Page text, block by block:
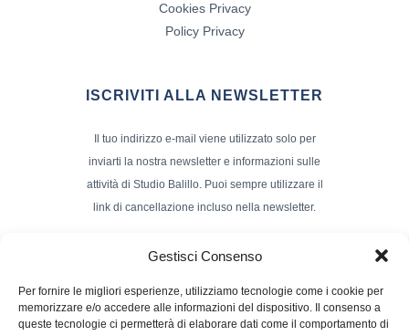
Gestisci Consenso
Per fornire le migliori esperienze, utilizziamo tecnologie come i cookie per
memorizzare e/o accedere alle informazioni del dispositivo. Il consenso a
queste tecnologie ci permetterà di elaborare dati come il comportamento di
Cookies Privacy
Policy Privacy
ISCRIVITI ALLA NEWSLETTER
Il tuo indirizzo e-mail viene utilizzato solo per
inviarti la nostra newsletter e informazioni sulle
attività di Studio Balillo. Puoi sempre utilizzare il
link di cancellazione incluso nella newsletter.
Nome e Cognome